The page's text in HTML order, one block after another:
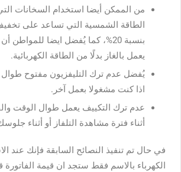
من الممكن أيضا استخدام السخانات
الطاقة الشمسية التي تساعد على
بنسبة 20%، كما يُفضل ايضا
يعمل بالغاز بدلًا من الطاقة الكهربائية.
يُفضل عدم ترك التليفزيون مفتوح طوال
اذا كنت مشغولا بعمل آخر.
عدم ترك التكييف يعمل طوال الوقت
أثناء فترة مشاهدة التلفاز أو أثناء
في حال تم تنفيذ النصائح السابقة فإنك عند
الكهرباء بالاسم فقط ستجد ان قيمة